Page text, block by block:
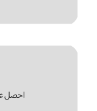
احصل